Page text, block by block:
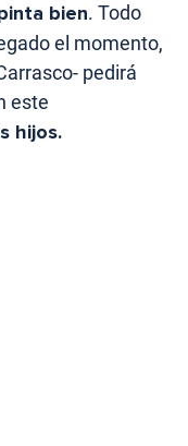
bien. Todo
el momento,
pedirá
este
hijos.